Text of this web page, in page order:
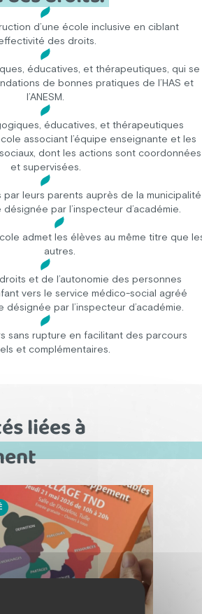
d’une école inclusive en ciblant
des droits.
éducatives, et thérapeutiques, qui se
de bonnes pratiques de l’HAS et
l’ANESM.
éducatives, et thérapeutiques
associant l’équipe enseignante et les
dont les actions sont coordonnées
et supervisées.
leurs parents auprès de la municipalité
par l’inspecteur d’académie.
admet les élèves au même titre que
autres.
et de l’autonomie des personnes
vers le service médico-social agréé
désignée par l’inspecteur d’académie.
sans rupture en facilitant des parcours
et complémentaires.
liées à